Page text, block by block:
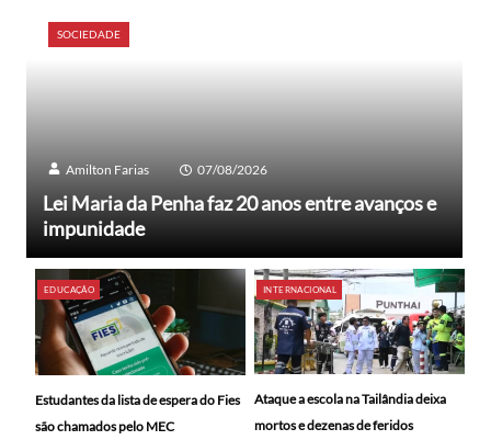
SOCIEDADE
Amilton Farias 07/08/2026
Lei Maria da Penha faz 20 anos entre avanços e
impunidade
EDUCAÇÃO
Estudantes da lista de espera do Fies
são chamados pelo MEC
INTERNACIONAL
Ataque a escola na Tailândia deixa
mortos e dezenas de feridos